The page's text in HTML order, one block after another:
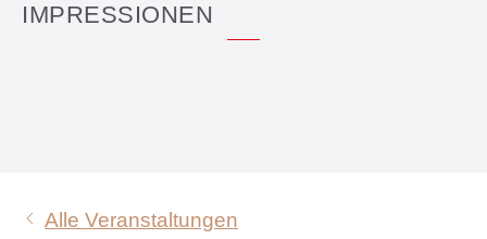
IMPRESSIONEN
Alle Veranstaltungen